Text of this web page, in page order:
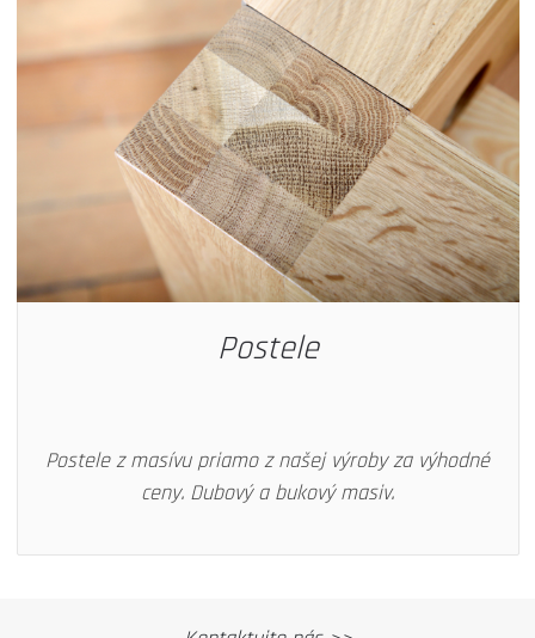
Postele
Postele z masívu priamo z našej výroby za výhodné
ceny. Dubový a bukový masiv.